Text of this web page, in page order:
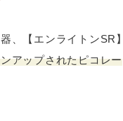
、【エンライトンSR】
アップされたピコレー